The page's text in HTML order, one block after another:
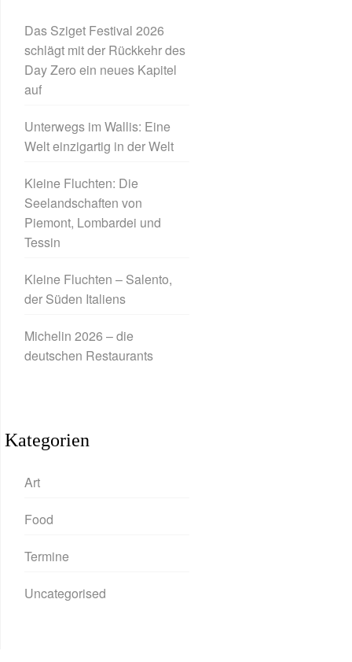
Das Sziget Festival 2026
schlägt mit der Rückkehr des
Day Zero ein neues Kapitel
auf
Unterwegs im Wallis: Eine
Welt einzigartig in der Welt
Kleine Fluchten: Die
Seelandschaften von
Piemont, Lombardei und
Tessin
Kleine Fluchten – Salento,
der Süden Italiens
Michelin 2026 – die
deutschen Restaurants
Kategorien
Art
Food
Termine
Uncategorised